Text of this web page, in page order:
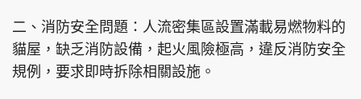
二、消防安全問題：人流密集區設置滿載易燃物料的
貓屋，缺乏消防設備，起火風險極高，違反消防安全
規例，要求即時拆除相關設施。